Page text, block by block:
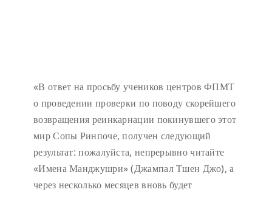
«В ответ на просьбу учеников центров ФПМТ
о проведении проверки по поводу скорейшего
возвращения реинкарнации покинувшего этот
мир Сопы Ринпоче, получен следующий
результат: пожалуйста, непрерывно читайте
«Имена Манджушри» (Джампал Тшен Джо), а
через несколько месяцев вновь будет